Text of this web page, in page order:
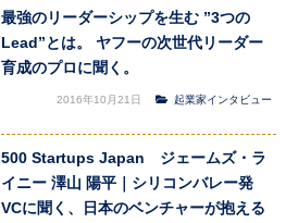
最強のリーダーシップを生む ”3つの
Lead”とは。 ヤフーの次世代リーダー
育成のプロに聞く。
2016年10月21日 起業家インタビュー
500 Startups Japan ジェームズ・ラ
イニー 澤山 陽平｜シリコンバレー発
VCに聞く、日本のベンチャーが抱える